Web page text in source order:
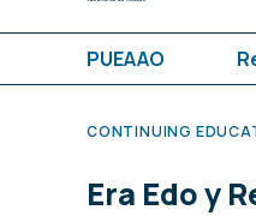
PUEAAO
CONTINUING
Era Edo y